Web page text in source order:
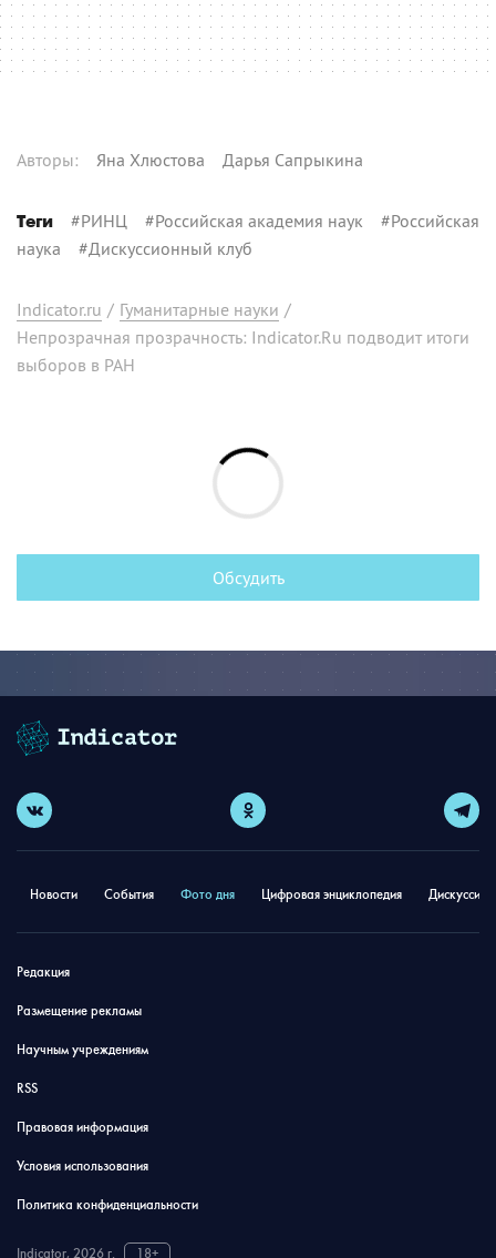
Авторы: Яна Хлюстова Дарья Сапрыкина
Теги #РИНЦ #Российская академия наук #Российская
наука #Дискуссионный клуб
Indicator.ru / Гуманитарные науки /
Непрозрачная прозрачность: Indicator.Ru подводит итоги
выборов в РАН
Обсудить
Новости События Фото дня Цифровая энциклопедия
Редакция
Размещение рекламы
Научным учреждениям
RSS
Правовая информация
Условия использования
Политика конфиденциальности
Indicator, 2026 г. 18+